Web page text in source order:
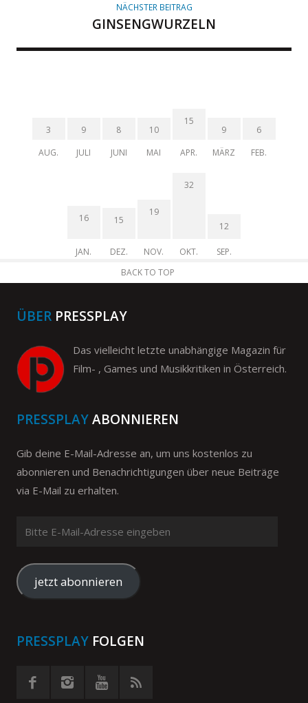
NÄCHSTER BEITRAG
GINSENGWURZELN
3
AUG.
9
JULI
8
JUNI
10
MAI
15
APR.
9
MÄRZ
6
FEB.
16
JAN.
15
DEZ.
19
NOV.
32
OKT.
12
SEP.
BACK TO TOP
ÜBER PRESSPLAY
Das vielleicht letzte unabhängige Magazin für
Film- , Games und Musikkritiken in Österreich.
PRESSPLAYABONNIEREN
Gib deine E-Mail-Adresse an, um uns kostenlos zu
abonnieren und Benachrichtigungen über neue Beiträge
via E-Mail zu erhalten.
Mail-
Adresse
eingeben
jetzt abonnieren
PRESSPLAY FOLGEN